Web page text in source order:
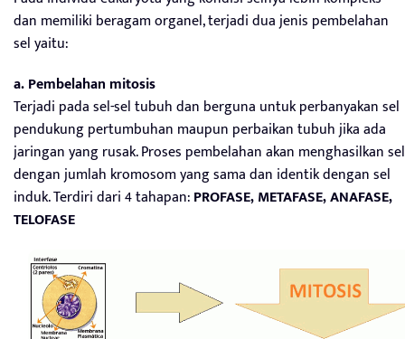
dan memiliki beragam organel, terjadi dua jenis pembelahan
sel yaitu:
a. Pembelahan mitosis
Terjadi pada sel-sel tubuh dan berguna untuk perbanyakan sel
pendukung pertumbuhan maupun perbaikan tubuh jika ada
jaringan yang rusak. Proses pembelahan akan menghasilkan sel
dengan jumlah kromosom yang sama dan identik dengan sel
induk. Terdiri dari 4 tahapan:PROFASE, METAFASE, ANAFASE,
TELOFASE